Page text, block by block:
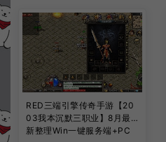
RED三端引擎传奇手游【20
03我本沉默三职业】8月最
新整理Win一键服务端+PC